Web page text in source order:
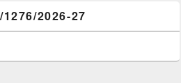
2026-27